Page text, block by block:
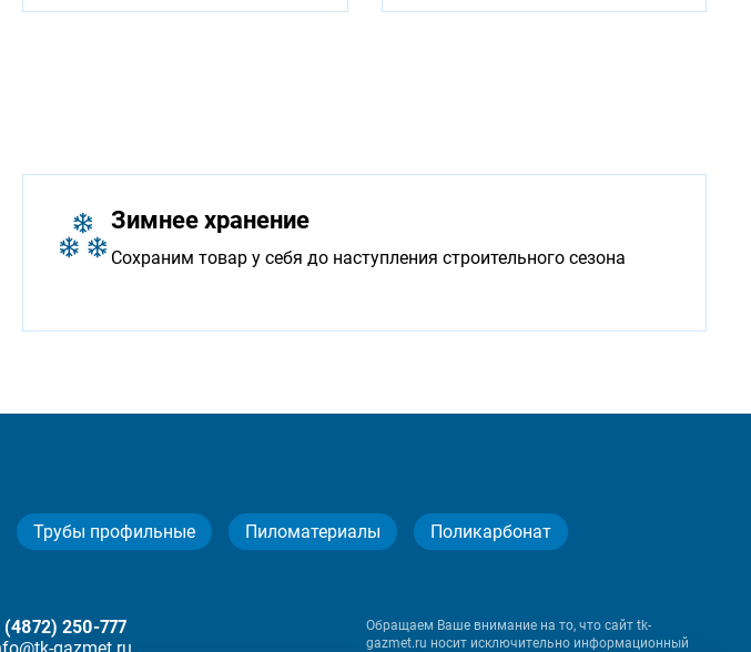
Зимнее хранение
Сохраним товар у себя до наступления строительного сезона
Трубы профильные Пиломатериалы Поликарбонат
(4872) 250-777
Обращаем Ваше внимание на то, что сайт tk-
gazmet.ru носит исключительно информационный